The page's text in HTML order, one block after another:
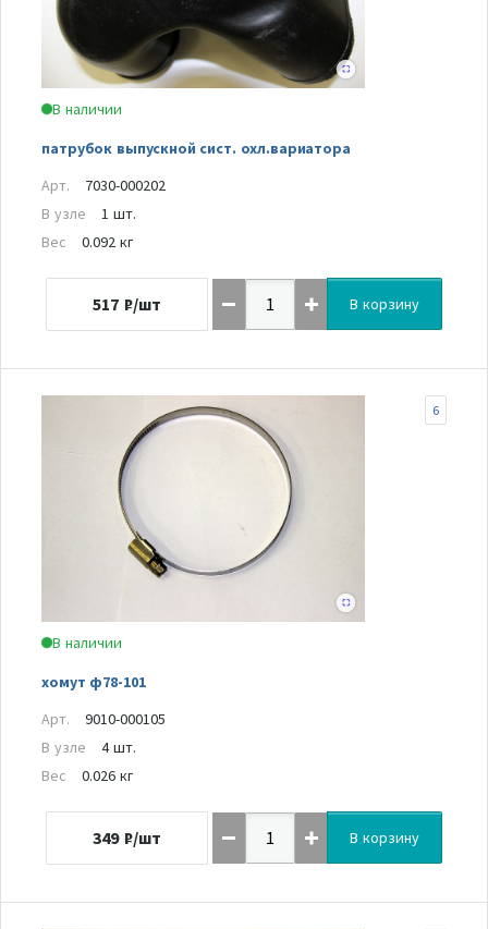
В наличии
патрубок выпускной сист. охл.вариатора
Арт.
7030-000202
В узле
1 шт.
Вес
0.092 кг
517 ₽/шт В корзину
В наличии
хомут ф78-101
6
Арт.
9010-000105
В узле
4 шт.
Вес
0.026 кг
349 ₽/шт В корзину